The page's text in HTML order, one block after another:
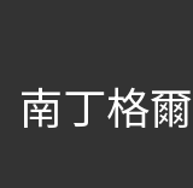
南丁格爾